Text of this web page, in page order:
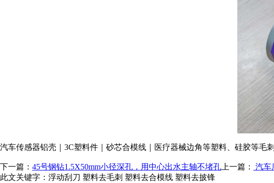
汽车传感器铝壳｜3C塑料件｜砂芯合模线｜医疗器械边角等塑料、硅胶等毛刺
下一篇： 45号钢钻1.5X50mm小径深孔，用中心出水主轴不堵孔 上一篇：
汽车
此文关键字： 浮动刮刀 塑料去毛刺 塑料去合模线 塑料去披锋